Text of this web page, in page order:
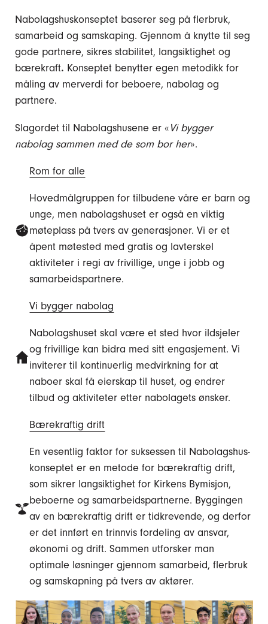
Nabolagshuskonseptet baserer seg på flerbruk,
samarbeid og samskaping. Gjennom å knytte til seg
gode partnere, sikres stabilitet, langsiktighet og
bærekraft. Konseptet benytter egen metodikk for
måling av merverdi for beboere, nabolag og
partnere.
Slagordet til Nabolagshusene er «Vi bygger
nabolag sammen med de som bor her».
Rom for alle
Hovedmålgruppen for tilbudene våre er barn og
unge, men nabolagshuset er også en viktig
møteplass på tvers av generasjoner. Vi er et
åpent møtested med gratis og lavterskel
aktiviteter i regi av frivillige, unge i jobb og
samarbeidspartnere.
Vi bygger nabolag
Nabolagshuset skal være et sted hvor ildsjeler
og frivillige kan bidra med sitt engasjement. Vi
inviterer til kontinuerlig medvirkning for at
naboer skal få eierskap til huset, og endrer
tilbud og aktiviteter etter nabolagets ønsker.
Bærekraftig drift
En vesentlig faktor for suksessen til Nabolagshus-
konseptet er en metode for bærekraftig drift,
som sikrer langsiktighet for Kirkens Bymisjon,
beboerne og samarbeidspartnerne. Byggingen
av en bærekraftig drift er tidkrevende, og derfor
er det innført en trinnvis fordeling av ansvar,
økonomi og drift. Sammen utforsker man
optimale løsninger gjennom samarbeid, flerbruk
og samskapning på tvers av aktører.